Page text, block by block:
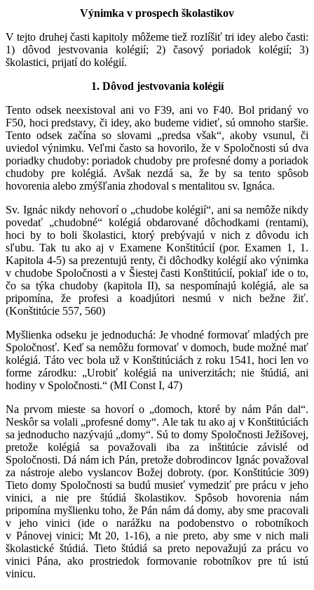
Výnimka v prospech školastikov
V tejto druhej časti kapitoly môžeme tiež rozlíšiť tri idey alebo časti:
1) dôvod jestvovania kolégií; 2) časový poriadok kolégií; 3)
školastici, prijatí do kolégií.
1. Dôvod jestvovania kolégií
Tento odsek neexistoval ani vo F39, ani vo F40. Bol pridaný vo
F50, hoci predstavy, či idey, ako budeme vidieť, sú omnoho staršie.
Tento odsek začína so slovami „predsa však“, akoby vsunul, či
uviedol výnimku. Veľmi často sa hovorilo, že v Spoločnosti sú dva
poriadky chudoby: poriadok chudoby pre profesné domy a poriadok
chudoby pre kolégiá. Avšak nezdá sa, že by sa tento spôsob
hovorenia alebo zmýšľania zhodoval s mentalitou sv. Ignáca.
Sv. Ignác nikdy nehovorí o „chudobe kolégií“, ani sa nemôže nikdy
povedať „chudobné“ kolégiá obdarované dôchodkami (rentami),
hoci by to boli školastici, ktorý prebývajú v nich z dôvodu ich
sľubu. Tak tu ako aj v Examene Konštitúcií (por. Examen 1, 1.
Kapitola 4-5) sa prezentujú renty, či dôchodky kolégií ako výnimka
v chudobe Spoločnosti a v Šiestej časti Konštitúcií, pokiaľ ide o to,
čo sa týka chudoby (kapitola II), sa nespomínajú kolégiá, ale sa
pripomína, že profesi a koadjútori nesmú v nich bežne žiť.
(Konštitúcie 557, 560)
Myšlienka odseku je jednoduchá: Je vhodné formovať mladých pre
Spoločnosť. Keď sa nemôžu formovať v domoch, bude možné mať
kolégiá. Táto vec bola už v Konštitúciách z roku 1541, hoci len vo
forme zárodku: „Urobiť kolégiá na univerzitách; nie štúdiá, ani
hodiny v Spoločnosti.“ (MI Const I, 47)
Na prvom mieste sa hovorí o „domoch, ktoré by nám Pán dal“.
Neskôr sa volali „profesné domy“. Ale tak tu ako aj v Konštitúciách
sa jednoducho nazývajú „domy“. Sú to domy Spoločnosti Ježišovej,
pretože kolégiá sa považovali iba za inštitúcie závislé od
Spoločnosti. Dá nám ich Pán, pretože dobrodincov Ignác považoval
za nástroje alebo vyslancov Božej dobroty. (por. Konštitúcie 309)
Tieto domy Spoločnosti sa budú musieť vymedziť pre prácu v jeho
vinici, a nie pre štúdiá školastikov. Spôsob hovorenia nám
pripomína myšlienku toho, že Pán nám dá domy, aby sme pracovali
v jeho vinici (ide o narážku na podobenstvo o robotníkoch
v Pánovej vinici; Mt 20, 1-16), a nie preto, aby sme v nich mali
školastické štúdiá. Tieto štúdiá sa preto nepovažujú za prácu vo
vinici Pána, ako prostriedok formovanie robotníkov pre tú istú
vinicu.